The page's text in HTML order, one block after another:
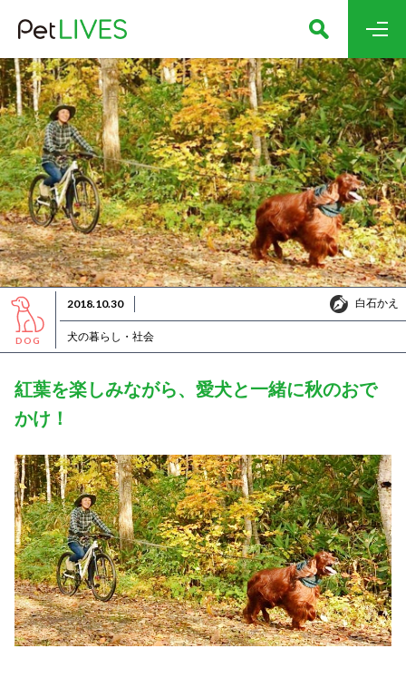
DOG
2018.10.30 白石かえ
白石かえ
犬の暮らし・社会
紅葉を楽しみながら、愛犬と一緒に秋のおで
かけ！